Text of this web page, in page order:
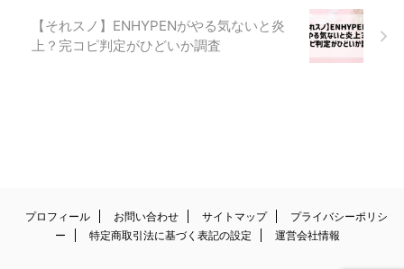
【それスノ】ENHYPENがやる気ないと炎
上？完コピ判定がひどいか調査
プロフィール お問い合わせ サイトマップ
プライバシーポリシ
ー
特定商取引法に基づく表記の設定 運営会社情報